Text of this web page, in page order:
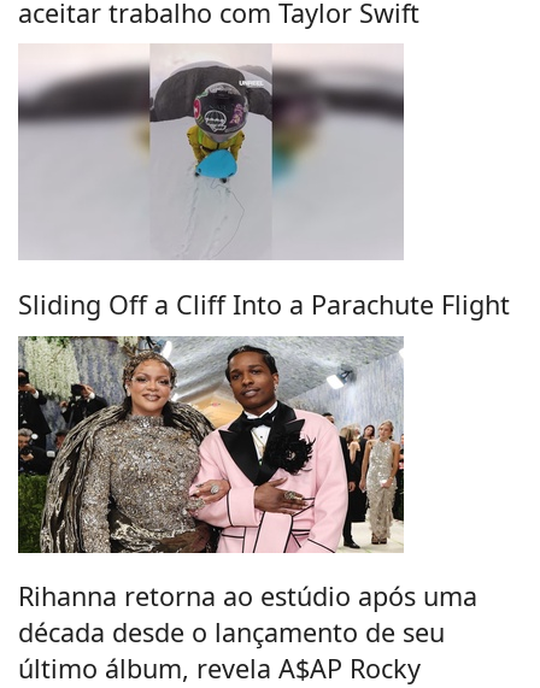
aceitar trabalho com Taylor Swift
Sliding Off a Cliff Into a Parachute Flight
Rihanna retorna ao estúdio após uma
década desde o lançamento de seu
último álbum, revela A$AP Rocky